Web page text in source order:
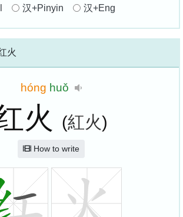
汉+Pinyin 汉+Eng
火
hóng huǒ
火 (紅火)
How to write